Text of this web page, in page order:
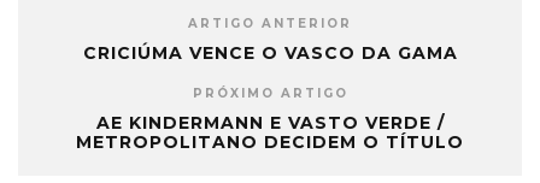
ARTIGO ANTERIOR
CRICIÚMA VENCE O VASCO DA GAMA
PRÓXIMO ARTIGO
AE KINDERMANN E VASTO VERDE /
METROPOLITANO DECIDEM O TÍTULO